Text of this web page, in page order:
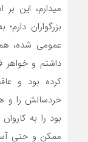
میدارم، این
بزرگواران
عمومی شده،
داشتم و خواهر
کرده بود و
خردسالش را و
بود را به
ممکن و حتی